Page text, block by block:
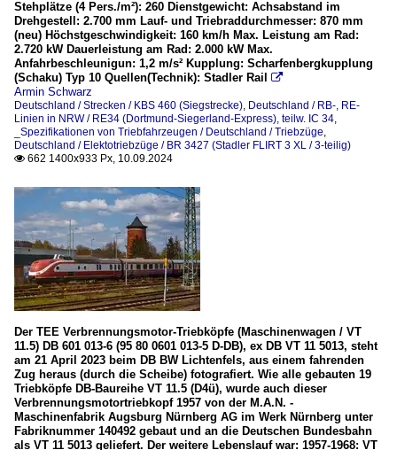
Stehplätze (4 Pers./m²): 260 Dienstgewicht: Achsabstand im
Drehgestell: 2.700 mm Lauf- und Triebraddurchmesser: 870 mm
(neu) Höchstgeschwindigkeit: 160 km/h Max. Leistung am Rad:
2.720 kW Dauerleistung am Rad: 2.000 kW Max.
Anfahrbeschleunigun: 1,2 m/s² Kupplung: Scharfenbergkupplung
(Schaku) Typ 10 Quellen(Technik): Stadler Rail 
Armin Schwarz
Deutschland / Strecken / KBS 460 (Siegstrecke), Deutschland / RB-, RE-
Linien in NRW / RE34 (Dortmund-Siegerland-Express), teilw. IC 34,
_Spezifikationen von Triebfahrzeugen / Deutschland / Triebzüge,
Deutschland / Elektotriebzüge / BR 3427 (Stadler FLIRT 3 XL / 3-teilig)
 662 1400x933 Px, 10.09.2024
Der TEE Verbrennungsmotor-Triebköpfe (Maschinenwagen / VT
11.5) DB 601 013-6 (95 80 0601 013-5 D-DB), ex DB VT 11 5013, steht
am 21 April 2023 beim DB BW Lichtenfels, aus einem fahrenden
Zug heraus (durch die Scheibe) fotografiert. Wie alle gebauten 19
Triebköpfe DB-Baureihe VT 11.5 (D4ü), wurde auch dieser
Verbrennungsmotortriebkopf 1957 von der M.A.N. -
Maschinenfabrik Augsburg Nürnberg AG im Werk Nürnberg unter
Fabriknummer 140492 gebaut und an die Deutschen Bundesbahn
als VT 11 5013 geliefert. Der weitere Lebenslauf war: 1957-1968: VT